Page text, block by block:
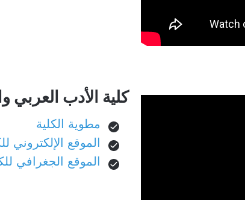
كلية الأدب العربي
مطوية الكلية
الموقع الإلكتروني
الموقع الجغرافي